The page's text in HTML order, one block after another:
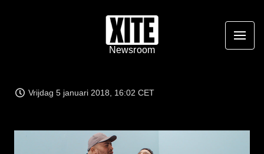
Newsroom
Vrijdag 5 januari 2018, 16:02 CET